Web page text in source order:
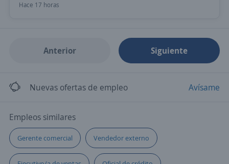
Hace 17 horas
Anterior Siguiente
Nuevas ofertas de empleo Avísame
Empleos similares
Gerente comercial Vendedor externo